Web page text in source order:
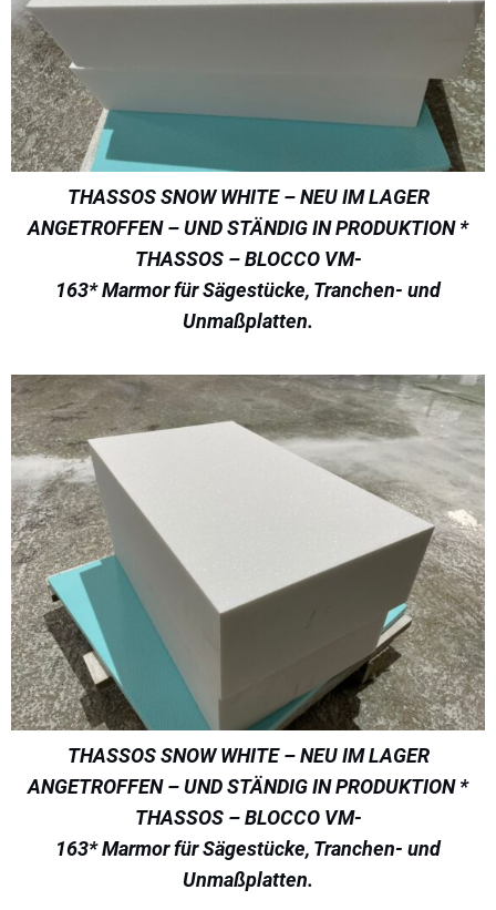
THASSOS SNOW WHITE – NEU IM LAGER
ANGETROFFEN – UND STÄNDIG IN PRODUKTION *
THASSOS – BLOCCO VM-
163* Marmor für Sägestücke, Tranchen- und
Unmaßplatten.
THASSOS SNOW WHITE – NEU IM LAGER
ANGETROFFEN – UND STÄNDIG IN PRODUKTION *
THASSOS – BLOCCO VM-
163* Marmor für Sägestücke, Tranchen- und
Unmaßplatten.